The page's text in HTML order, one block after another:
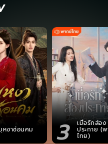
หงาซ่อนคม 3 เมื่อรักส่อง
ประกาย (
ไทย)